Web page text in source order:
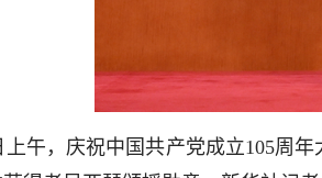
，庆祝中国共产党成立105周年